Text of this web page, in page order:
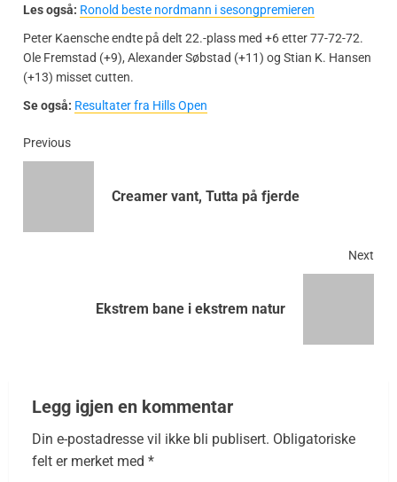
Les også: Ronold beste nordmann i sesongpremieren
Peter Kaensche endte på delt 22.-plass med +6 etter 77-72-72.
Ole Fremstad (+9), Alexander Søbstad (+11) og Stian K. Hansen
(+13) misset cutten.
Se også: Resultater fra Hills Open
Previous
Creamer vant, Tutta på fjerde
Next
Ekstrem bane i ekstrem natur
Legg igjen en kommentar
Din e-postadresse vil ikke bli publisert. Obligatoriske
felt er merket med *